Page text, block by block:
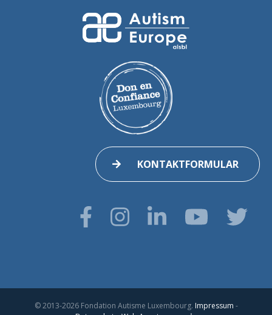
KONTAKTFORMULAR
© 2013-2026 Fondation Autisme Luxembourg. Impressum -